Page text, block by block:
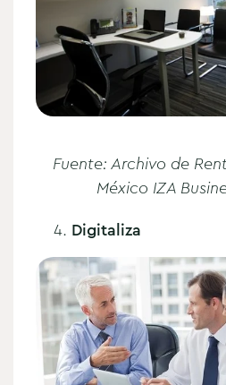
Fuente: Archivo de
México IZA
Digitaliza